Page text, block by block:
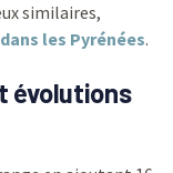
similaires,
les Pyrénées.
évolutions